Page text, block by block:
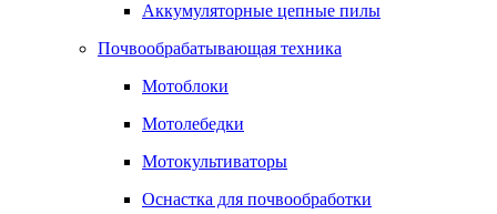
Аккумуляторные цепные пилы
Почвообрабатывающая техника
Мотоблоки
Мотолебедки
Мотокультиваторы
Оснастка для почвообработки